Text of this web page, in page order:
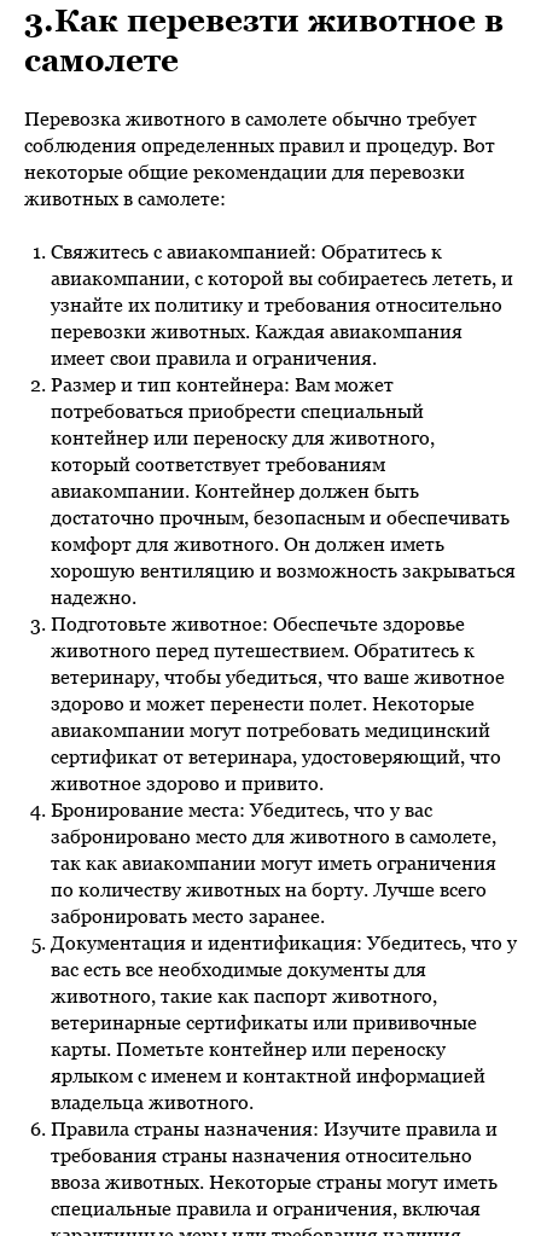
3.Как перевезти животное в
самолете
Перевозка животного в самолете обычно требует
соблюдения определенных правил и процедур. Вот
некоторые общие рекомендации для перевозки
животных в самолете:
Свяжитесь с авиакомпанией: Обратитесь к
авиакомпании, с которой вы собираетесь лететь, и
узнайте их политику и требования относительно
перевозки животных. Каждая авиакомпания
имеет свои правила и ограничения.
Размер и тип контейнера: Вам может
потребоваться приобрести специальный
контейнер или переноску для животного,
который соответствует требованиям
авиакомпании. Контейнер должен быть
достаточно прочным, безопасным и обеспечивать
комфорт для животного. Он должен иметь
хорошую вентиляцию и возможность закрываться
надежно.
Подготовьте животное: Обеспечьте здоровье
животного перед путешествием. Обратитесь к
ветеринару, чтобы убедиться, что ваше животное
здорово и может перенести полет. Некоторые
авиакомпании могут потребовать медицинский
сертификат от ветеринара, удостоверяющий, что
животное здорово и привито.
Бронирование места: Убедитесь, что у вас
забронировано место для животного в самолете,
так как авиакомпании могут иметь ограничения
по количеству животных на борту. Лучше всего
забронировать место заранее.
Документация и идентификация: Убедитесь, что у
вас есть все необходимые документы для
животного, такие как паспорт животного,
ветеринарные сертификаты или прививочные
карты. Пометьте контейнер или переноску
ярлыком с именем и контактной информацией
владельца животного.
Правила страны назначения: Изучите правила и
требования страны назначения относительно
ввоза животных. Некоторые страны могут иметь
специальные правила и ограничения, включая